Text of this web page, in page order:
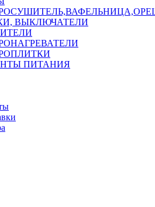
ВЫКЛЮЧАТЕЛИ
ПИТАНИЯ